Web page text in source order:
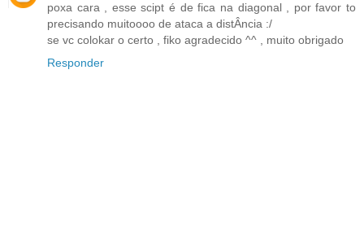
poxa cara , esse scipt é de fica na diagonal , por favor to
precisando muitoooo de ataca a distÂncia :/
se vc colokar o certo , fiko agradecido ^^ , muito obrigado
Responder